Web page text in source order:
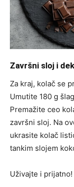
Završni sloj i
Za kraj, kolač se
Umutite 180 g
Premažite ceo
završni sloj. Na
ukrasite kolač
tankim slojem
Uživajte i prijatno!